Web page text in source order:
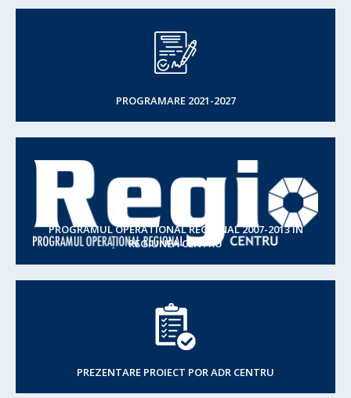
PROGRAMARE 2021-2027
PROGRAMUL OPERATIONAL REGIONAL 2007-2013 IN
REGIUNEA CENTRU
PREZENTARE PROIECT POR ADR CENTRU